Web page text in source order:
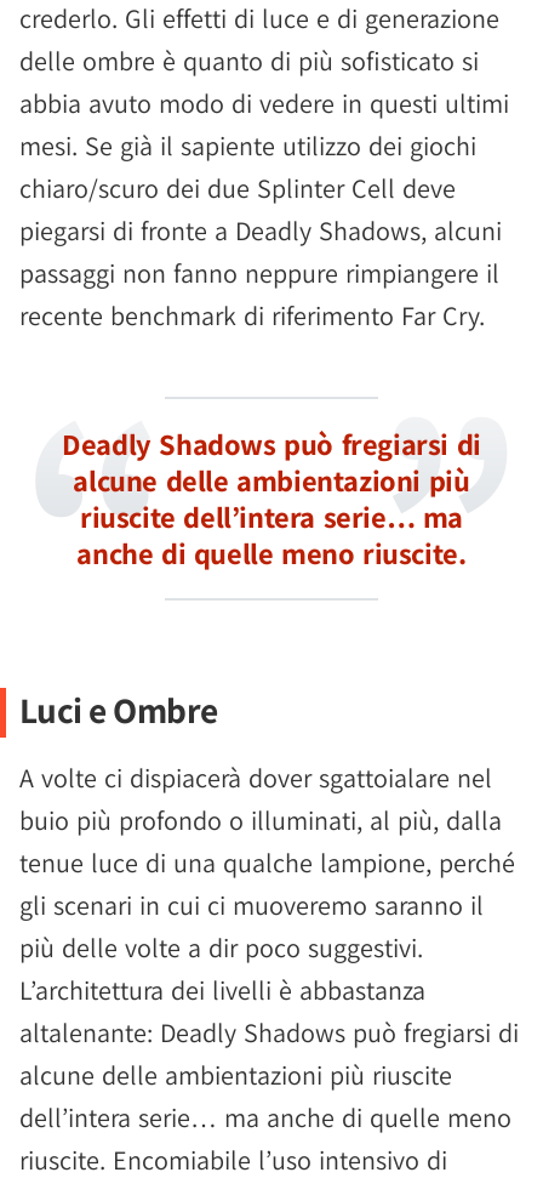
crederlo. Gli effetti di luce e di generazione
delle ombre è quanto di più sofisticato si
abbia avuto modo di vedere in questi ultimi
mesi. Se già il sapiente utilizzo dei giochi
chiaro/scuro dei due Splinter Cell deve
piegarsi di fronte a Deadly Shadows, alcuni
passaggi non fanno neppure rimpiangere il
recente benchmark di riferimento Far Cry.
Deadly Shadows può fregiarsi di
alcune delle ambientazioni più
riuscite dell’intera serie… ma
anche di quelle meno riuscite.
Luci e Ombre
A volte ci dispiacerà dover sgattoialare nel
buio più profondo o illuminati, al più, dalla
tenue luce di una qualche lampione, perché
gli scenari in cui ci muoveremo saranno il
più delle volte a dir poco suggestivi.
L’architettura dei livelli è abbastanza
altalenante: Deadly Shadows può fregiarsi di
alcune delle ambientazioni più riuscite
dell’intera serie… ma anche di quelle meno
riuscite. Encomiabile l’uso intensivo di